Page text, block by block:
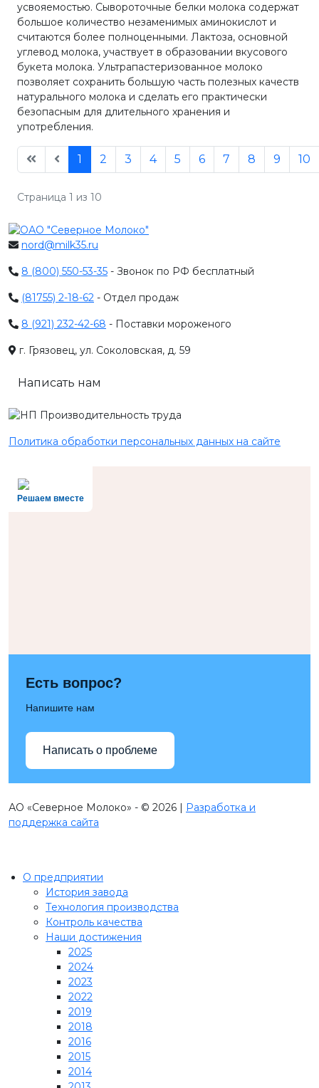
усвояемостью. Сывороточные белки молока содержат
большое количество незаменимых аминокислот и
считаются более полноценными. Лактоза, основной
углевод молока, участвует в образовании вкусового
букета молока. Ультрапастеризованное молоко
позволяет сохранить большую часть полезных качеств
натурального молока и сделать его практически
безопасным для длительного хранения и
употребления.
1 2 3 4 5 6 7 8 9 10
Страница 1 из 10
nord@milk35.ru
8 (800) 550-53-35 - Звонок по РФ бесплатный
(81755) 2-18-62 - Отдел продаж
8 (921) 232-42-68 - Поставки мороженого
г. Грязовец, ул. Соколовская, д. 59
Написать нам
Политика обработки персональных данных на сайте
Решаем вместе
Есть вопрос?
Напишите нам
Написать о проблеме
АО «Северное Молоко» - © 2026 | Разработка и
поддержка сайта
О предприятии
История завода
Технология производства
Контроль качества
Наши достижения
2025
2024
2023
2022
2019
2018
2016
2015
2014